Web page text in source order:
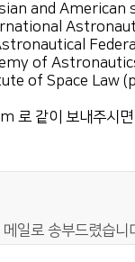
and American
of
of Space Law
로 같이 보내주시면
일로 송부드렸습니